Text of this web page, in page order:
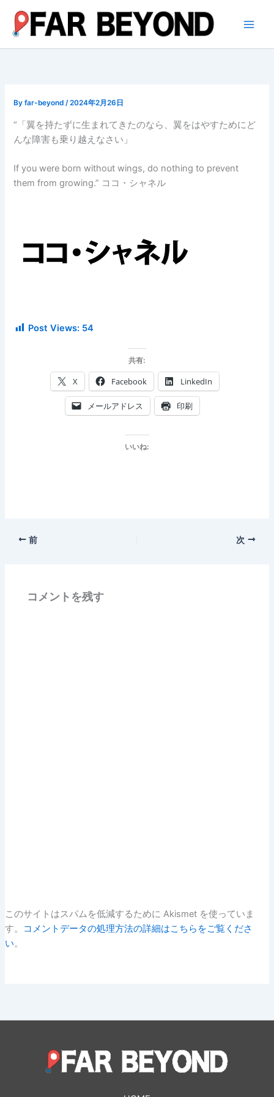
ス
Byfar-beyond/2024年2月26日
“「翼を持たずに生まれてきたのなら、翼をはやすためにど
んな障害も乗り越えなさい」
If you were born without wings, do nothing to prevent
them from growing.” ココ・シャネル
Post Views: 54
共有:
X Facebook LinkedIn
メールアドレス 印刷
いいね:
前 次
コメントを残す
このサイトはスパムを低減するために Akismet を使っていま
す。
コメントデータの処理方法の詳細はこちらをご覧くださ
い。